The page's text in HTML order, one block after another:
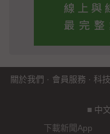
關於我們 · 會員服務 · 科
■ 中
下載新聞App